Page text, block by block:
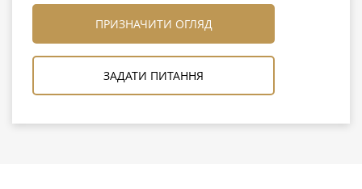
ПРИЗНАЧИТИ ОГЛЯД
ЗАДАТИ ПИТАННЯ